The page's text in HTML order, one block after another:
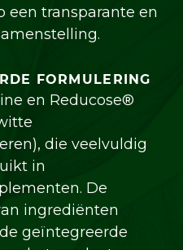
een transparante en
FORMULERING
en Reducose®
die veelvuldig
in
De
ingrediënten
geïntegreerde